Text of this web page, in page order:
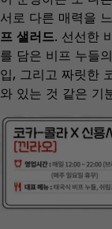
서로 다른 매력을
프 샐러드. 선선한
를 담은 비프 누들
입, 그리고 짜릿한
와 있는 것 같은 기